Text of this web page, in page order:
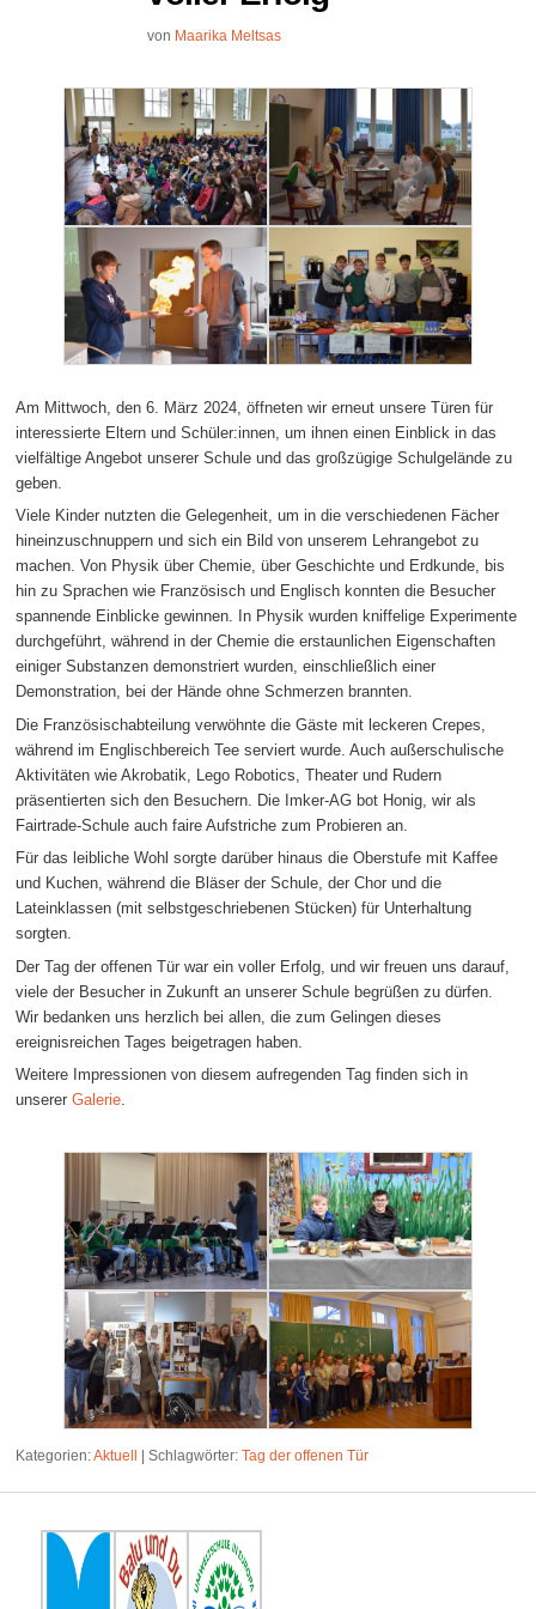
von Maarika Meltsas
Am Mittwoch, den 6. März 2024, öffneten wir erneut unsere Türen für
interessierte Eltern und Schüler:innen, um ihnen einen Einblick in das
vielfältige Angebot unserer Schule und das großzügige Schulgelände zu
geben.
Viele Kinder nutzten die Gelegenheit, um in die verschiedenen Fächer
hineinzuschnuppern und sich ein Bild von unserem Lehrangebot zu
machen. Von Physik über Chemie, über Geschichte und Erdkunde, bis
hin zu Sprachen wie Französisch und Englisch konnten die Besucher
spannende Einblicke gewinnen. In Physik wurden kniffelige Experimente
durchgeführt, während in der Chemie die erstaunlichen Eigenschaften
einiger Substanzen demonstriert wurden, einschließlich einer
Demonstration, bei der Hände ohne Schmerzen brannten.
Die Französischabteilung verwöhnte die Gäste mit leckeren Crepes,
während im Englischbereich Tee serviert wurde. Auch außerschulische
Aktivitäten wie Akrobatik, Lego Robotics, Theater und Rudern
präsentierten sich den Besuchern. Die Imker-AG bot Honig, wir als
Fairtrade-Schule auch faire Aufstriche zum Probieren an.
Für das leibliche Wohl sorgte darüber hinaus die Oberstufe mit Kaffee
und Kuchen, während die Bläser der Schule, der Chor und die
Lateinklassen (mit selbstgeschriebenen Stücken) für Unterhaltung
sorgten.
Der Tag der offenen Tür war ein voller Erfolg, und wir freuen uns darauf,
viele der Besucher in Zukunft an unserer Schule begrüßen zu dürfen.
Wir bedanken uns herzlich bei allen, die zum Gelingen dieses
ereignisreichen Tages beigetragen haben.
Weitere Impressionen von diesem aufregenden Tag finden sich in
unsererGalerie.
Kategorien:Aktuell |Schlagwörter: Tag der offenen Tür